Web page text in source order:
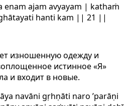
enam ajam avyayam | kathaṁ
hanti kam || 21 ||
изношенную одежду и
истинное «Я»
и входит в новые.
navāni gṛhṇāti naro ’parāṇi